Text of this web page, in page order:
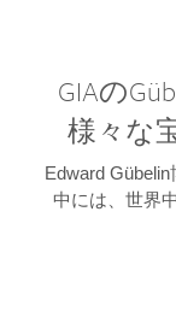
GIAの
様々な
Edward
中には、世界